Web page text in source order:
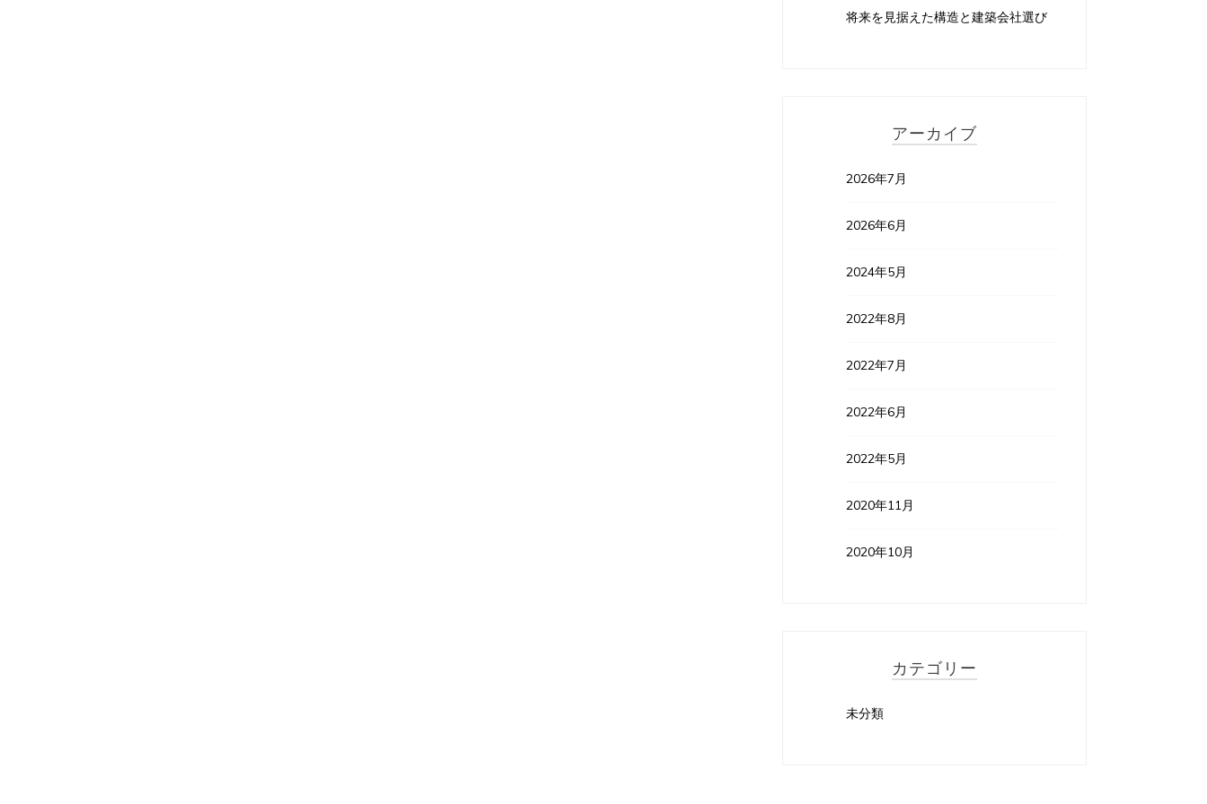
将来を見据えた構造と建築会社選び
アーカイブ
2026年7月
2026年6月
2024年5月
2022年8月
2022年7月
2022年6月
2022年5月
2020年11月
2020年10月
カテゴリー
未分類